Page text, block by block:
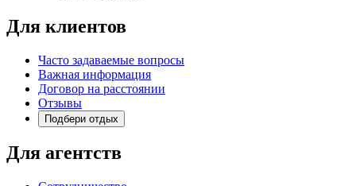
Для клиентов
Часто задаваемые вопросы
Важная информация
Договор на расстоянии
Отзывы
Подбери отдых
Для агентств